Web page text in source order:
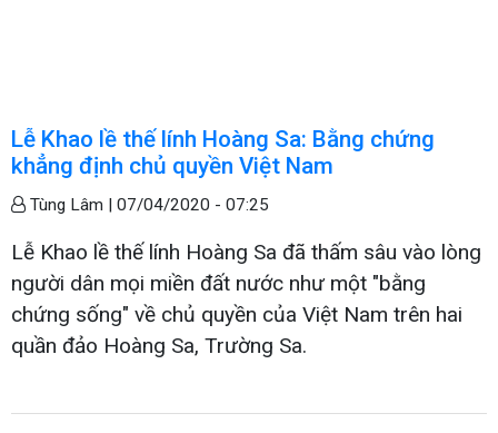
Lễ Khao lề thế lính Hoàng Sa: Bằng chứng
khẳng định chủ quyền Việt Nam
Tùng Lâm | 07/04/2020 - 07:25
Lễ Khao lề thế lính Hoàng Sa đã thấm sâu vào lòng
người dân mọi miền đất nước như một "bằng
chứng sống" về chủ quyền của Việt Nam trên hai
quần đảo Hoàng Sa, Trường Sa.